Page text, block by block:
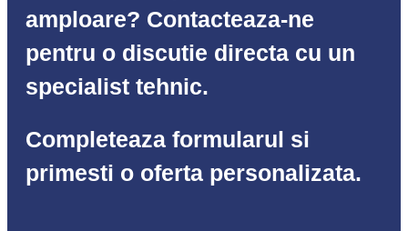
amploare? Contacteaza-ne
pentru o discutie directa cu un
specialist tehnic.
Completeaza formularul si
primesti o oferta personalizata.